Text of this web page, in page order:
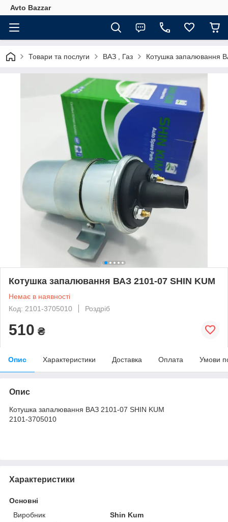
Avto Bazzar
Товари та послуги ВАЗ , Газ Котушка запалювання
Котушка запалювання ВАЗ 2101-07 SHIN KUM
Немає в наявності
Код: 2101-3705010
Роздріб
510 ₴
Опис Характеристики Доставка Оплата Умови
Опис
Котушка запалювання ВАЗ 2101-07 SHIN KUM
2101-3705010
Характеристики
Основні
Виробник
Shin Kum